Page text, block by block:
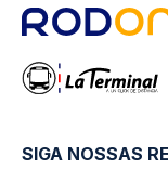
SIGA NOSSAS